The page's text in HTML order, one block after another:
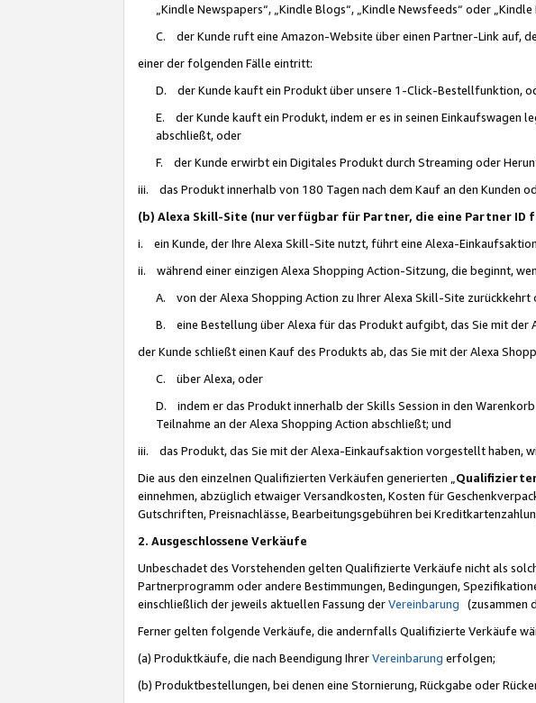
„Kindle Newspapers“, „Kindle Blogs“, „Kindle Newsfeeds“ oder „Kindle
C. der Kunde ruft eine Amazon-Website über einen Partner-Link auf,
einer der folgenden Fälle eintritt:
D. der Kunde kauft ein Produkt über unsere 1-Click-Bestellfunktion,
E. der Kunde kauft ein Produkt, indem er es in seinen Einkaufswagen
abschließt, oder
F. der Kunde erwirbt ein Digitales Produkt durch Streaming oder
iii. das Produkt innerhalb von 180 Tagen nach dem Kauf an den Kunden
(b) Alexa Skill-Site (nur verfügbar für Partner, die eine Partner ID
i. ein Kunde, der Ihre Alexa Skill-Site nutzt, führt eine Alexa-
ii. während einer einzigen Alexa Shopping Action-Sitzung, die beginnt,
A. von der Alexa Shopping Action zu Ihrer Alexa Skill-Site
B. eine Bestellung über Alexa für das Produkt aufgibt, das Sie mit der
der Kunde schließt einen Kauf des Produkts ab, das Sie mit der Alexa
C. über Alexa, oder
D. indem er das Produkt innerhalb der Skills Session in den
Teilnahme an der Alexa Shopping Action abschließt; und
iii. das Produkt, das Sie mit der Alexa-Einkaufsaktion vorgestellt haben,
Die aus den einzelnen Qualifizierten Verkäufen generierten „
einnehmen, abzüglich etwaiger Versandkosten, Kosten für
Gutschriften, Preisnachlässe, Bearbeitungsgebühren bei
2. Ausgeschlossene Verkäufe
Unbeschadet des Vorstehenden gelten Qualifizierte Verkäufe nicht als
Partnerprogramm oder andere Bestimmungen, Bedingungen,
einschließlich der jeweils aktuellen Fassung derVereinbarung (zusammen
Ferner gelten folgende Verkäufe, die andernfalls Qualifizierte Verkäufe
(a) Produktkäufe, die nach Beendigung IhrerVereinbarung erfolgen;
(b) Produktbestellungen, bei denen eine Stornierung, Rückgabe oder